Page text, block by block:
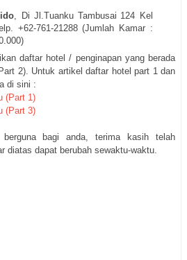
, DiJl.Tuanku Tambusai 124 Kel
+62-761-21288(Jumlah Kamar :
daftar hotel / penginapan yang berada
2). Untuk artikel daftar hotel part 1 dan
di sini :
(Part 1)
(Part 3)
bagi anda, terima kasih telah
diatas dapat berubah sewaktu-waktu.